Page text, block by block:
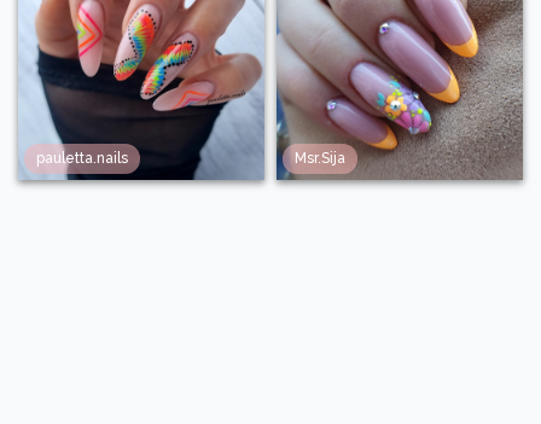
pauletta.nails Msr.Sija